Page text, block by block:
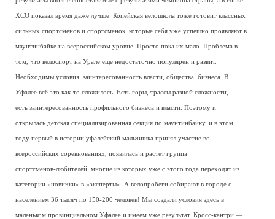
ХСО показал время даже лучше. Копейская велошкола тоже готовит классных
сильных спортсменов и спортсменок, которые себя уже успешно проявляют в
маунтинбайке на всероссийском уровне. Просто пока их мало. Проблема в
том, что велоспорт на Урале ещё недостаточно популярен и развит.
Необходимы условия, заинтересованность власти, общества, бизнеса. В
Уфалее всё это как-то сложилось. Есть горы, трассы разной сложности,
есть заинтересованность профильного бизнеса и власти. Поэтому и
открылась детская специализированная секция по маунтинбайку, и в этом
году первый в истории уфалейский мальчишка принял участие во
всероссийских соревнованиях, появилась и растёт группа
спортсменов-любителей, многие из которых уже с этого года переходят из
категории «новички» в «эксперты». А велопробеги собирают в городе с
населением 36 тысяч по 150-200 человек! Мы создали условия здесь в
маленьком провинциальном Уфалее и имеем уже результат. Кросс-кантри —